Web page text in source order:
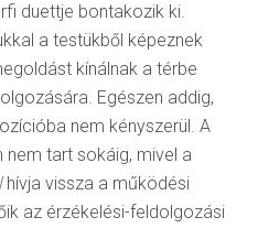
duettje bontakozik ki.
a testükből képeznek
kínálnak a térbe
Egészen addig,
nem kényszerül. A
nem tart sokáig, mivel a
hívja vissza a működési
az érzékelési-feldolgozási